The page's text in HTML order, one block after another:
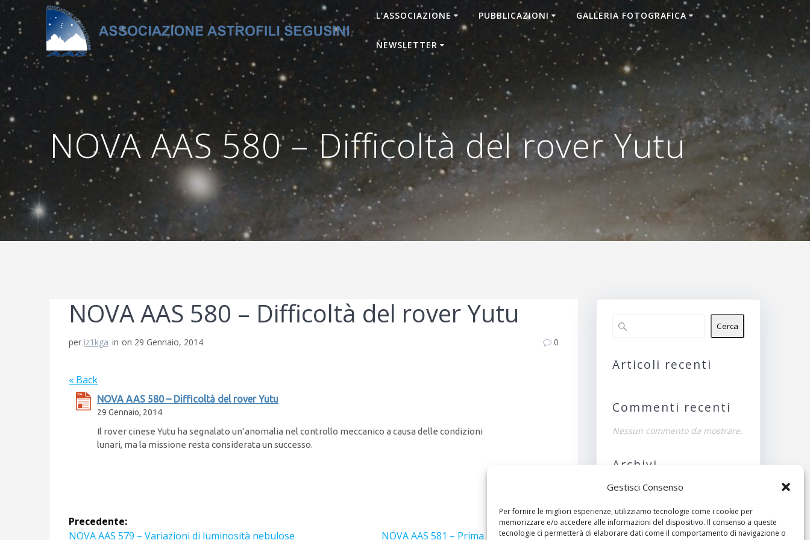
Gestisci Consenso
Per fornire le migliori esperienze, utilizziamo tecnologie come i cookie per
memorizzare e/o accedere alle informazioni del dispositivo. Il consenso a queste
tecnologie ci permetterà di elaborare dati come il comportamento di navigazione o
Salta
contenuto
L’ASSOCIAZIONE PUBBLICAZIONI GALLERIA FOTOGRAFICA
NEWSLETTER
NOVA AAS 580 – Difficoltà del rover Yutu
NOVA AAS 580 – Difficoltà del rover Yutu
per iz1kga in on 29 Gennaio, 2014 0
« Back
NOVA AAS 580 – Difficoltà del rover Yutu
29 Gennaio, 2014
Il rover cinese Yutu ha segnalato un’anomalia nel controllo meccanico a causa delle condizioni
lunari, ma la missione resta considerata un successo.
Navigazione
Precedente:
Articolo
NOVA AAS 579 – Variazioni di luminosità nebulose
Successivo:
Articolo
NOVA AAS 581 – Prima mappa climatica
Cerca
Articoli recenti
Commenti recenti
Nessun commento da mostrare.
Archivi
Nessun archivio da
Categorie